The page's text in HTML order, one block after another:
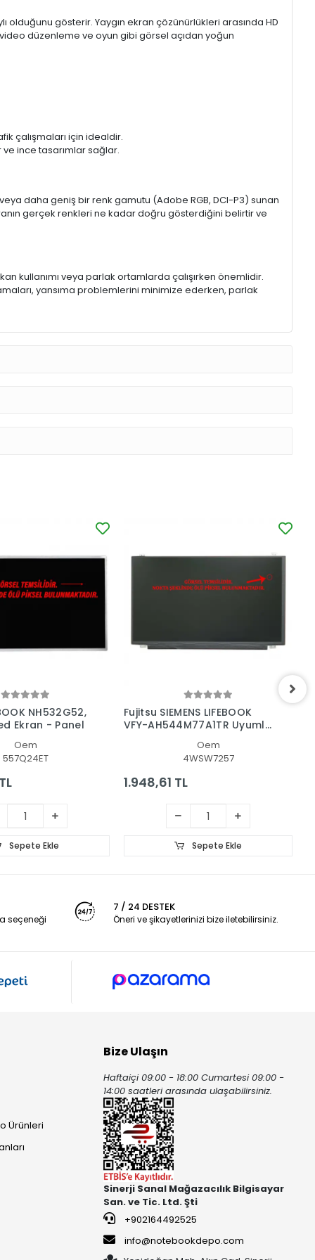
olduğunu gösterir. Yaygın ekran çözünürlükleri arasında HD
video düzenleme ve oyun gibi görsel açıdan yoğun
çalışmaları için idealdir.
ince tasarımlar sağlar.
daha geniş bir renk gamutu (Adobe RGB, DCI-P3) sunan
gerçek renkleri ne kadar doğru gösterdiğini belirtir ve
kullanımı veya parlak ortamlarda çalışırken önemlidir.
yansıma problemlerini minimize ederken, parlak
NH532G52,
Ekran - Panel
Oem
557Q24ET
Sepete Ekle
Fujitsu SIEMENS LIFEBOOK
VFY-AH544M77A1TR Uyumlu
Oem
4WSW7257
1.948,61 TL
Sepete Ekle
seçeneği
7 / 24 DESTEK
Öneri ve şikayetlerinizi bize iletebilirsiniz.
Ürünleri
Bize Ulaşın
Haftaiçi 09:00 - 18:00 Cumartesi 09:00 -
14:00 saatleri arasında ulaşabilirsiniz.
Sinerji Sanal Mağazacılık Bilgisayar
San. ve Tic. Ltd. Şti
+902164492525
info@notebookdepo.com